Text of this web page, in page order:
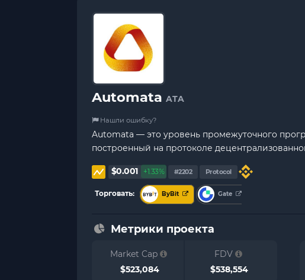
Automata ATA
Нашли ошибку?
Automata — это уровень промежуточного
построенный на протоколе
$0.001 +1.33% #2202 Protocol
Торговать: ByBit Gate
Метрики проекта
Market Cap
$523,084
FDV
$538,554